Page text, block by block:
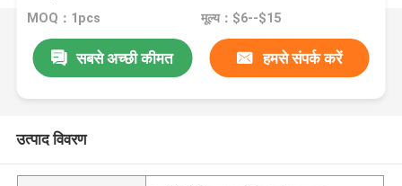
MOQ：1pcs मूल्य：$6--$15
सबसे अच्छी कीमत हमसे संपर्क करें
उत्पाद विवरण